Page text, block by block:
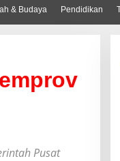
& Budaya Pendidikan
Pusat